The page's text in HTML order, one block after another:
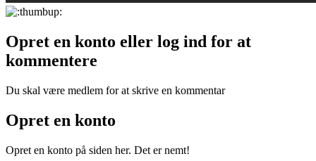
Opret en konto eller log ind for at
kommentere
Du skal være medlem for at skrive en kommentar
Opret en konto
Opret en konto på siden her. Det er nemt!